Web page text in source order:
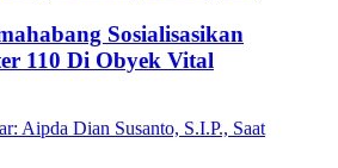
Sosialisasikan
110 Di Obyek Vital
Aipda Dian Susanto, S.I.P., Saat